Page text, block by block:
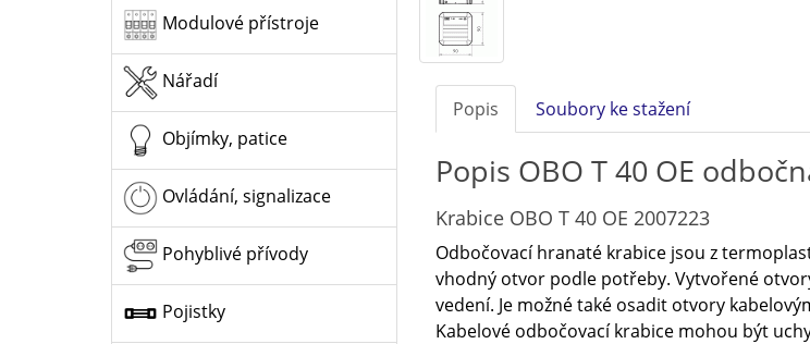
Modulové přístroje
Nářadí
Objímky, patice
Ovládání, signalizace
Pohyblivé přívody
Pojistky
Popis Soubory ke stažení
Popis OBO T 40 OE
Krabice OBO T 40 OE 2007223
Odbočovací hranaté krabice jsou z
vhodný otvor podle potřeby. Vytvořené
vedení. Je možné také osadit otvory
Kabelové odbočovací krabice mohou být